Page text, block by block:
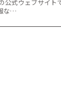
公式ウェブサイ
な…